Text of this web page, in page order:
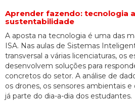
Aprender fazendo: tecnologia
sustentabilidade
A aposta na tecnologia é uma das
ISA. Nas aulas de Sistemas
transversal a várias licenciaturas, os
desenvolvem soluções para
concretos do setor. A análise de
os drones, os sensores ambientais
já parte do dia-a-dia dos estudantes.